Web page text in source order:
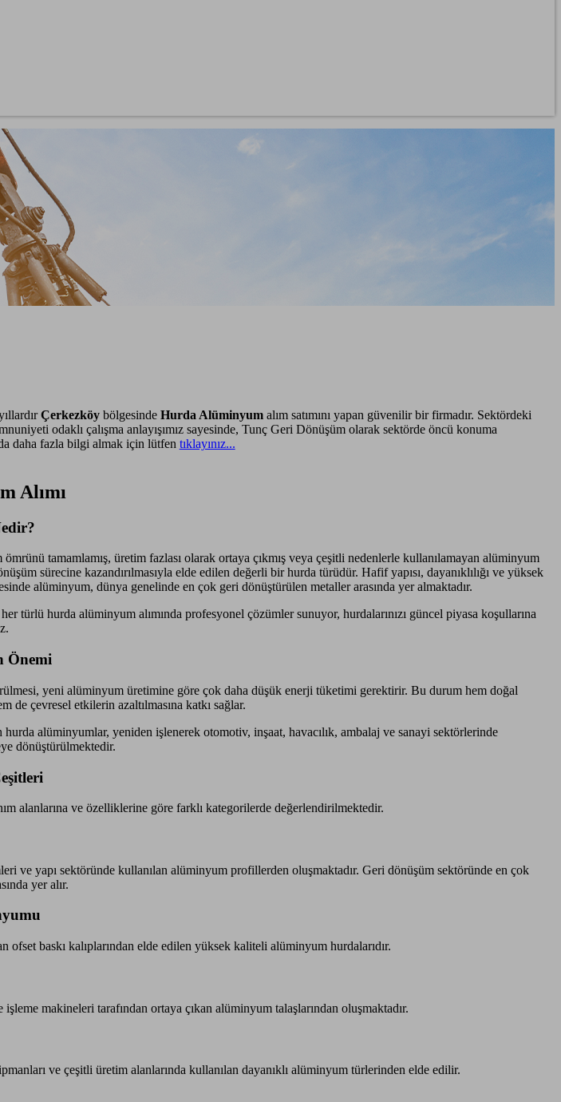
Çerkezköybölgesinde Hurda Alüminyum alım satımını yapan güvenilir bir firmadır. Sektördeki
odaklı çalışma anlayışımız sayesinde, Tunç Geri Dönüşüm olarak sektörde öncü konuma
daha fazla bilgi almak için lütfen tıklayınız...
Alımı
tamamlamış, üretim fazlası olarak ortaya çıkmış veya çeşitli nedenlerle kullanılamayan alüminyum
sürecine kazandırılmasıyla elde edilen değerli bir hurda türüdür. Hafif yapısı, dayanıklılığı ve yüksek
alüminyum, dünya genelinde en çok geri dönüştürülen metaller arasında yer almaktadır.
türlü hurda alüminyum alımında profesyonel çözümler sunuyor, hurdalarınızı güncel piyasa koşullarına
Önemi
yeni alüminyum üretimine göre çok daha düşük enerji tüketimi gerektirir. Bu durum hem doğal
de çevresel etkilerin azaltılmasına katkı sağlar.
hurda alüminyumlar, yeniden işlenerek otomotiv, inşaat, havacılık, ambalaj ve sanayi sektörlerinde
dönüştürülmektedir.
alanlarına ve özelliklerine göre farklı kategorilerde değerlendirilmektedir.
ve yapı sektöründe kullanılan alüminyum profillerden oluşmaktadır. Geri dönüşüm sektöründe en çok
yer alır.
ofset baskı kalıplarından elde edilen yüksek kaliteli alüminyum hurdalarıdır.
makineleri tarafından ortaya çıkan alüminyum talaşlarından oluşmaktadır.
ve çeşitli üretim alanlarında kullanılan dayanıklı alüminyum türlerinden elde edilir.